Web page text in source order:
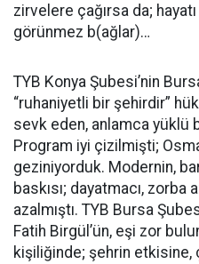
zirvelere çağırsa da;
görünmez b(ağlar)…
TYB Konya Şubesi’nin
“ruhaniyetli bir şehirdir”
sevk eden, anlamca yüklü
Program iyi çizilmişti;
geziniyorduk. Modernin,
baskısı; dayatmacı, zorba
azalmıştı. TYB Bursa
Fatih Birgül’ün, eşi zor
kişiliğinde; şehrin etkisine,